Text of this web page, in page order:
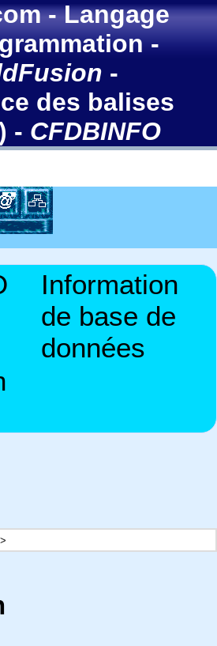
-Langage
-
-
des balises
- CFDBINFO
Information
de base de
données
>